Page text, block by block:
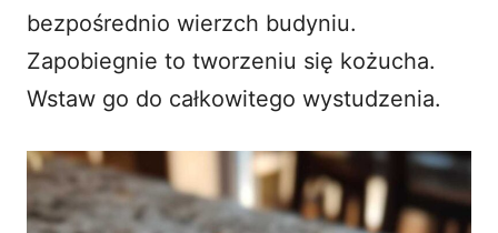
bezpośrednio wierzch budyniu.
Zapobiegnie to tworzeniu się kożucha.
Wstaw go do całkowitego wystudzenia.